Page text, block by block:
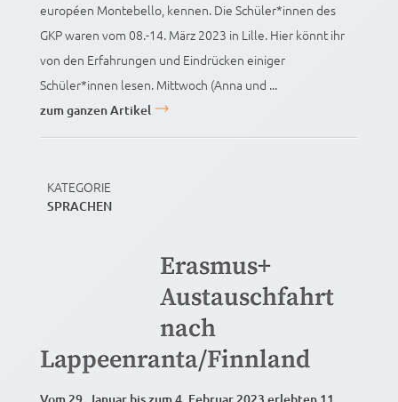
européen Montebello, kennen. Die Schüler*innen des
GKP waren vom 08.-14. März 2023 in Lille. Hier könnt ihr
von den Erfahrungen und Eindrücken einiger
Schüler*innen lesen. Mittwoch (Anna und ...
zum ganzen Artikel
KATEGORIE
SPRACHEN
Erasmus+
Austauschfahrt
nach
Lappeenranta/Finnland